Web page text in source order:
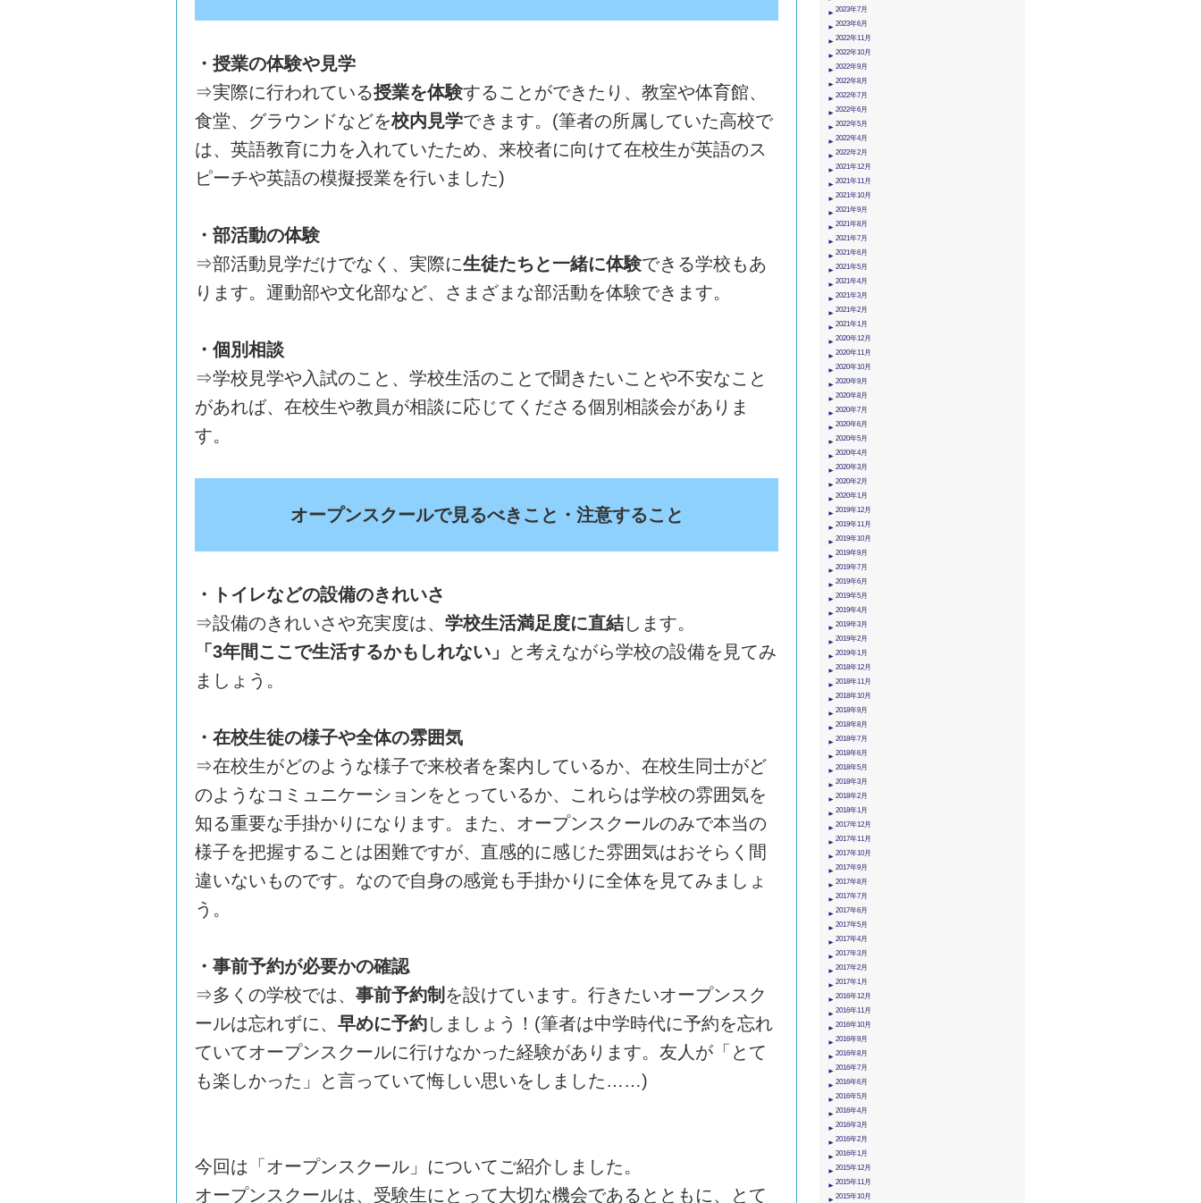
・授業の体験や見学
⇒実際に行われている授業を体験することができたり、教室や体育館、
食堂、グラウンドなどを校内見学できます。(筆者の所属していた高校で
は、英語教育に力を入れていたため、来校者に向けて在校生が英語のス
ピーチや英語の模擬授業を行いました)
・部活動の体験
⇒部活動見学だけでなく、実際に生徒たちと一緒に体験できる学校もあ
ります。運動部や文化部など、さまざまな部活動を体験できます。
・個別相談
⇒学校見学や入試のこと、学校生活のことで聞きたいことや不安なこと
があれば、在校生や教員が相談に応じてくださる個別相談会がありま
す。
オープンスクールで見るべきこと・注意すること
・トイレなどの設備のきれいさ
⇒設備のきれいさや充実度は、 学校生活満足度に直結します。
「3年間ここで生活するかもしれない」
と考えながら学校の設備を見てみ
ましょう。
・在校生徒の様子や全体の雰囲気
⇒在校生がどのような様子で来校者を案内しているか、在校生同士がど
のようなコミュニケーションをとっているか、これらは学校の雰囲気を
知る重要な手掛かりになります。また、オープンスクールのみで本当の
様子を把握することは困難ですが、直感的に感じた雰囲気はおそらく間
違いないものです。なので自身の感覚も手掛かりに全体を見てみましょ
う。
・事前予約が必要かの確認
⇒多くの学校では、 事前予約制 を設けています。行きたいオープンスク
ールは忘れずに、 早めに予約しましょう！(筆者は中学時代に予約を忘れ
ていてオープンスクールに行けなかった経験があります。友人が「とて
も楽しかった」と言っていて悔しい思いをしました……)
今回は「オープンスクール」についてご紹介しました。
オープンスクールは、受験生にとって大切な機会であるとともに、とて
2023年7月
2023年6月
2022年11月
2022年10月
2022年9月
2022年8月
2022年7月
2022年6月
2022年5月
2022年4月
2022年2月
2021年12月
2021年11月
2021年10月
2021年9月
2021年8月
2021年7月
2021年6月
2021年5月
2021年4月
2021年3月
2021年2月
2021年1月
2020年12月
2020年11月
2020年10月
2020年9月
2020年8月
2020年7月
2020年6月
2020年5月
2020年4月
2020年3月
2020年2月
2020年1月
2019年12月
2019年11月
2019年10月
2019年9月
2019年7月
2019年6月
2019年5月
2019年4月
2019年3月
2019年2月
2019年1月
2018年12月
2018年11月
2018年10月
2018年9月
2018年8月
2018年7月
2018年6月
2018年5月
2018年3月
2018年2月
2018年1月
2017年12月
2017年11月
2017年10月
2017年9月
2017年8月
2017年7月
2017年6月
2017年5月
2017年4月
2017年3月
2017年2月
2017年1月
2016年12月
2016年11月
2016年10月
2016年9月
2016年8月
2016年7月
2016年6月
2016年5月
2016年4月
2016年3月
2016年2月
2016年1月
2015年12月
2015年11月
2015年10月